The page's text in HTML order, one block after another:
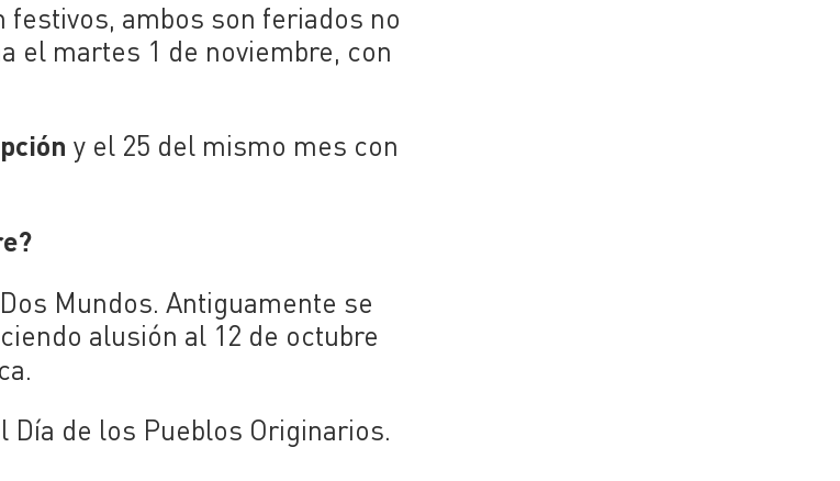
festivos, ambos son feriados no
el martes 1 de noviembre, con
y el 25 del mismo mes con
Mundos. Antiguamente se
alusión al 12 de octubre
Día de los Pueblos Originarios.